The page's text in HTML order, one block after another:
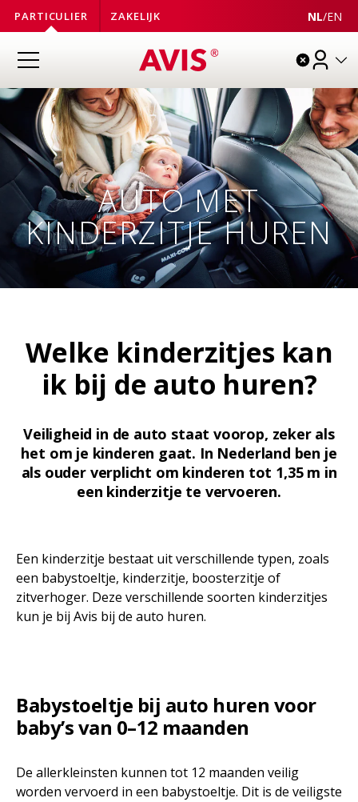
PARTICULIER ZAKELIJK NL/EN
AUTO MET
KINDERZITJE HUREN
Welke kinderzitjes kan
ik bij de auto huren?
Veiligheid in de auto staat voorop, zeker als
het om je kinderen gaat. In Nederland ben je
als ouder verplicht om kinderen tot 1,35 m in
een kinderzitje te vervoeren.
Een kinderzitje bestaat uit verschillende typen, zoals
een babystoeltje, kinderzitje, boosterzitje of
zitverhoger. Deze verschillende soorten kinderzitjes
kun je bij Avis bij de auto huren.
Babystoeltje bij auto huren voor
baby’s van 0–12 maanden
De allerkleinsten kunnen tot 12 maanden veilig
worden vervoerd in een babystoeltje. Dit is de veiligste